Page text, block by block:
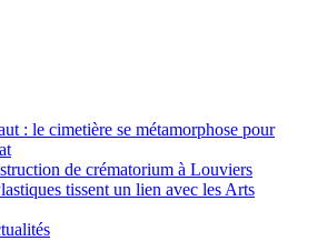
: le cimetière se métamorphose pour
de crématorium à Louviers
tissent un lien avec les Arts